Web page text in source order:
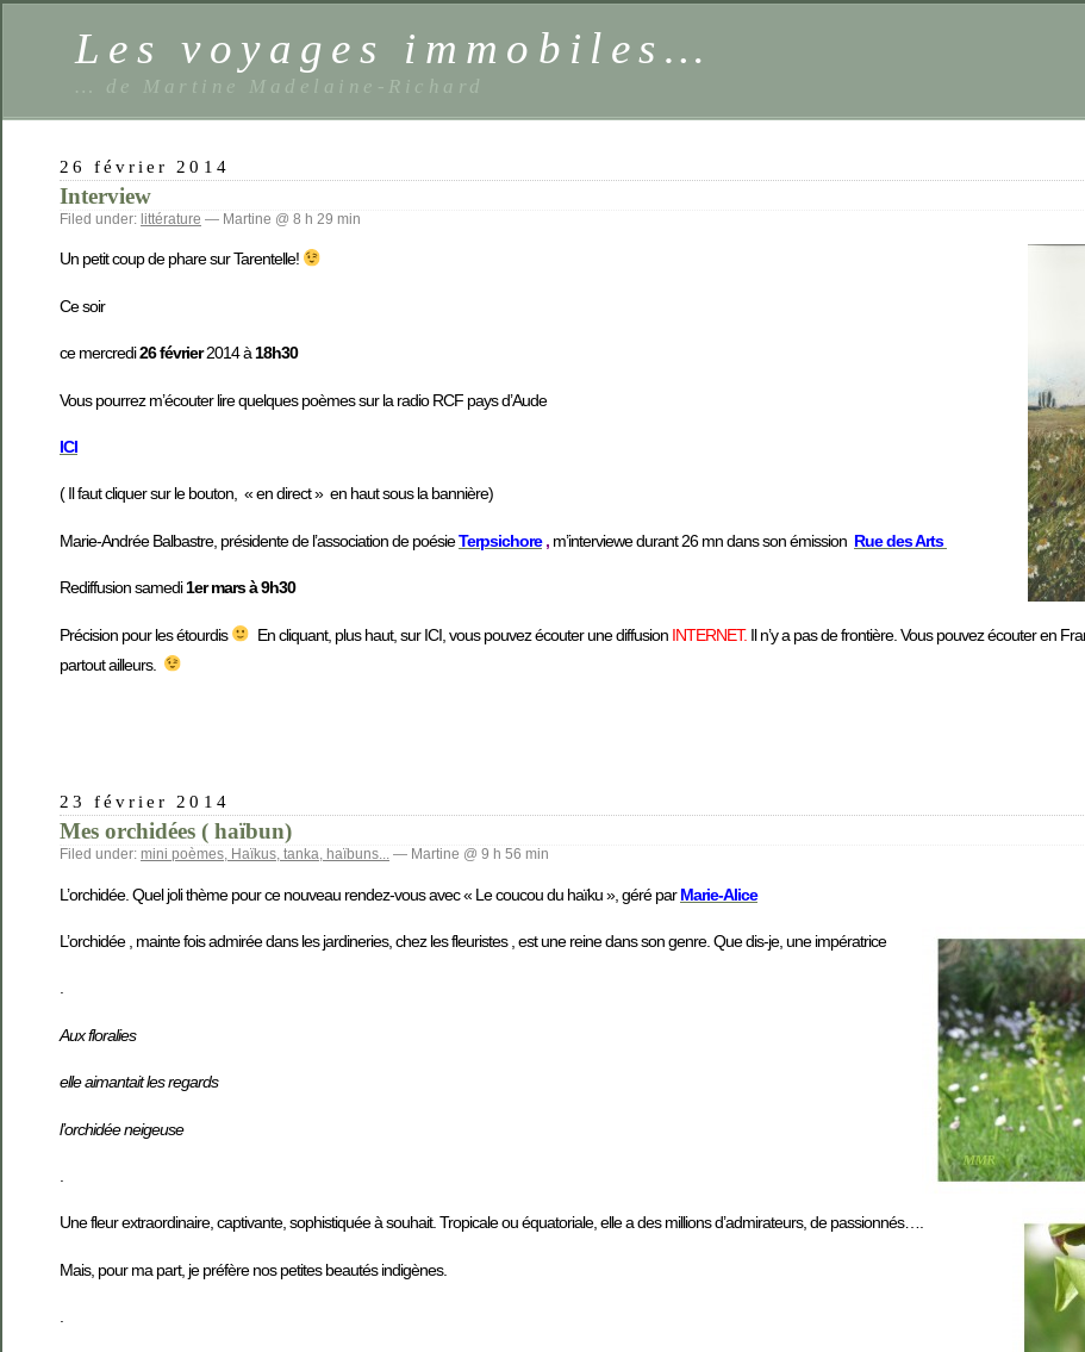
Les voyages immobiles…
… de Martine Madelaine-Richard
26 février 2014
Interview
Filed under: littérature — Martine @ 8 h 29 min
Un petit coup de phare sur Tarentelle!
Ce soir
ce mercredi26 février2014 à 18h30
Vous pourrez m’écouter lire quelques poèmes sur la radio RCF pays d’Aude
ICI
( Il faut cliquer sur le bouton, « en direct » en haut sous la bannière)
Marie-Andrée Balbastre, présidente de l’association de poésieTerpsichore, m’interviewe durant 26 mn dans son émission Rue des Arts
Rediffusion samedi1er mars à 9h30
Précision pour les étourdis En cliquant, plus haut, sur ICI, vous pouvez écouter unediffusion INTERNET. Il n’y a pas de frontière. Vous pouvez écouter en
partout ailleurs.
23 février 2014
Mes orchidées ( haïbun)
Filed under: mini poèmes, Haïkus, tanka, haïbuns... — Martine @ 9 h 56 min
L’orchidée. Quel joli thème pour ce nouveau rendez-vous avec « Le coucou du haïku », géré parMarie-Alice
L’orchidée , mainte fois admirée dans les jardineries, chez les fleuristes , est une reine dans son genre. Que dis-je, une impératrice
.
Aux floralies
elle aimantait les regards
l’orchidée neigeuse
Une fleur extraordinaire, captivante, sophistiquée à souhait. Tropicale ou équatoriale, elle a des millions d’admirateurs, de passionnés….
Mais, pour ma part, je préfère nos petites beautés indigènes.
.